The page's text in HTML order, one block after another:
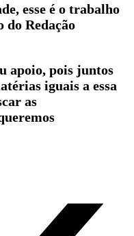
esse é o trabalho
do Redação
apoio, pois juntos
iguais a essa
as